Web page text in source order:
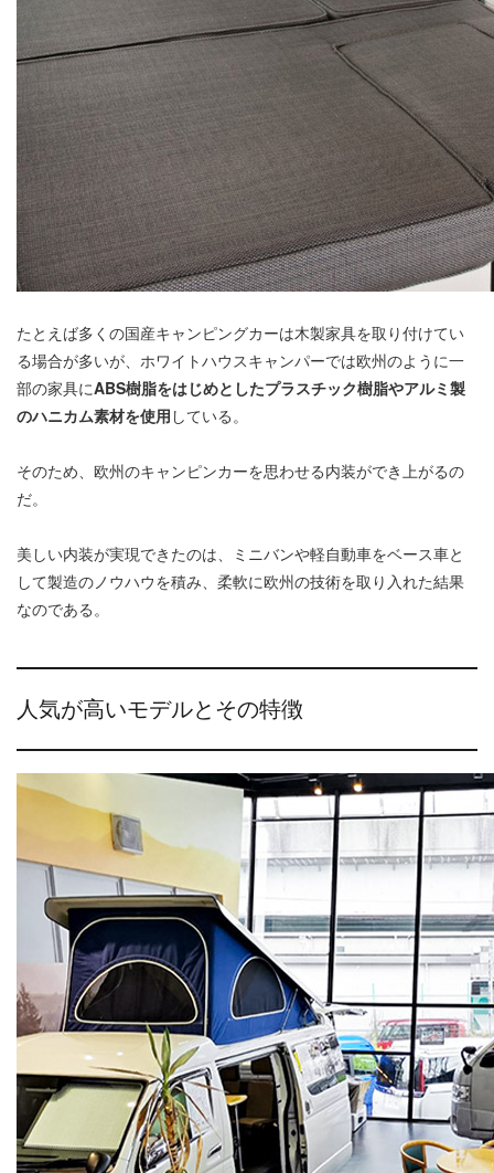
たとえば多くの国産キャンピングカーは木製家具を取り付けてい
る場合が多いが、ホワイトハウスキャンパーでは欧州のように一
部の家具にABS樹脂をはじめとしたプラスチック樹脂やアルミ製
のハニカム素材を使用 している。
そのため、欧州のキャンピンカーを思わせる内装ができ上がるの
だ。
美しい内装が実現できたのは、ミニバンや軽自動車をベース車と
して製造のノウハウを積み、柔軟に欧州の技術を取り入れた結果
なのである。
人気が高いモデルとその特徴